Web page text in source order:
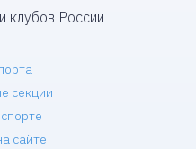
клубов России
секции
сайте